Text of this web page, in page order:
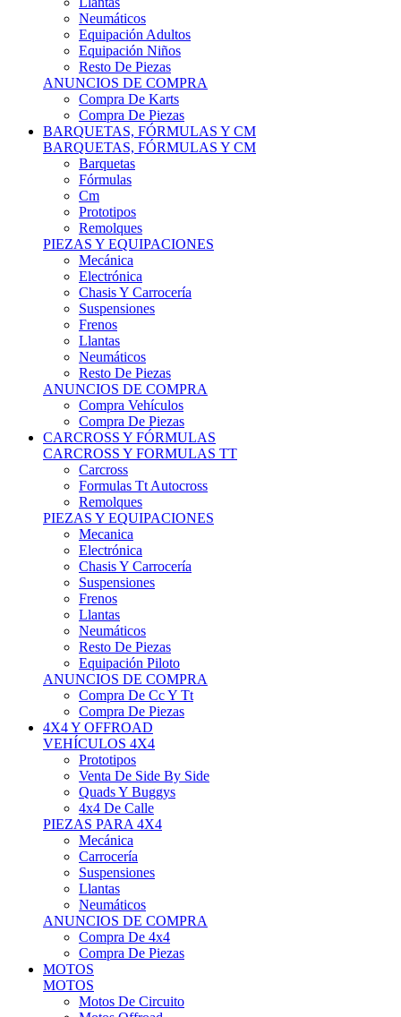
Neumáticos
Equipación Adultos
Equipación Niños
Resto De Piezas
ANUNCIOS DE COMPRA
Compra De Karts
Compra De Piezas
BARQUETAS, FÓRMULAS Y CM
BARQUETAS, FÓRMULAS Y CM
Barquetas
Fórmulas
Cm
Prototipos
Remolques
PIEZAS Y EQUIPACIONES
Mecánica
Electrónica
Chasis Y Carrocería
Suspensiones
Frenos
Llantas
Neumáticos
Resto De Piezas
ANUNCIOS DE COMPRA
Compra Vehículos
Compra De Piezas
CARCROSS Y FÓRMULAS
CARCROSS Y FORMULAS TT
Carcross
Formulas Tt Autocross
Remolques
PIEZAS Y EQUIPACIONES
Mecanica
Electrónica
Chasis Y Carrocería
Suspensiones
Frenos
Llantas
Neumáticos
Resto De Piezas
Equipación Piloto
ANUNCIOS DE COMPRA
Compra De Cc Y Tt
Compra De Piezas
4X4 Y OFFROAD
VEHÍCULOS 4X4
Prototipos
Venta De Side By Side
Quads Y Buggys
4x4 De Calle
PIEZAS PARA 4X4
Mecánica
Carrocería
Suspensiones
Llantas
Neumáticos
ANUNCIOS DE COMPRA
Compra De 4x4
Compra De Piezas
MOTOS
MOTOS
Motos De Circuito